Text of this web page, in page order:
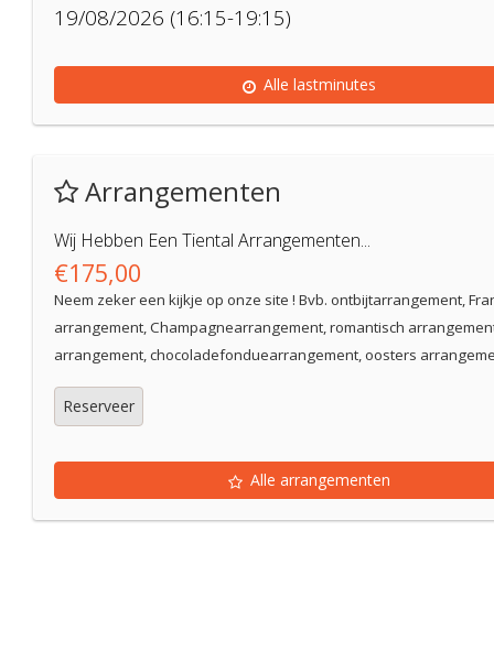
19/08/2026 (16:15-19:15)
Alle lastminutes
Arrangementen
Wij Hebben Een Tiental Arrangementen...
€175,00
Neem zeker een kijkje op onze site ! Bvb. ontbijtarrangement,
arrangement, Champagnearrangement, romantisch
arrangement, chocoladefonduearrangement, oosters
Reserveer
Alle arrangementen